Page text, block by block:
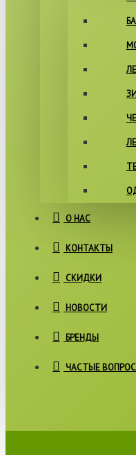
О НАС
КОНТАКТЫ
СКИДКИ
НОВОСТИ
БРЕНДЫ
ЧАСТЫЕ